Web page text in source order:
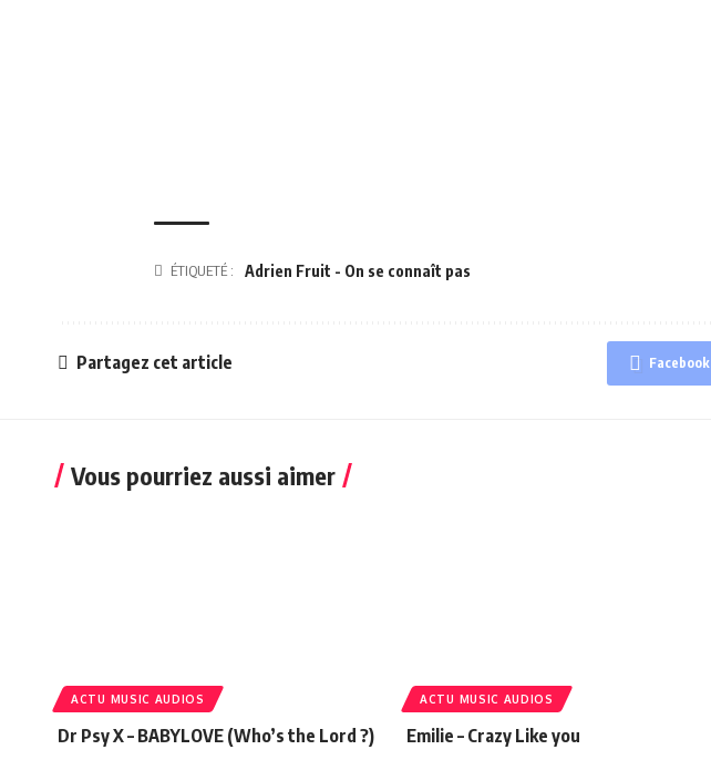
ÉTIQUETÉ : Adrien Fruit - On se connaît pas
Partagez cet article Facebook
Vous pourriez aussi aimer
ACTU MUSIC AUDIOS
Dr Psy X – BABYLOVE (Who’s the Lord ?)
ACTU MUSIC AUDIOS
Emilie – Crazy Like you